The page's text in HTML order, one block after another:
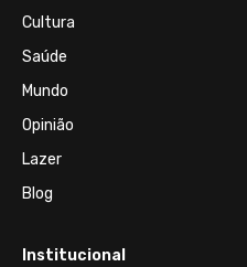
Cultura
Saúde
Mundo
Opinião
Lazer
Blog
Institucional